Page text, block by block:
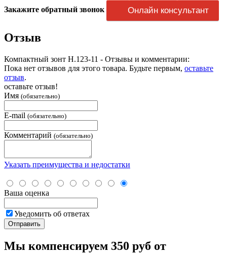
Закажите обратный звонок
Онлайн консультант
Отзыв
Компактный зонт H.123-11 - Отзывы и комментарии:
Пока нет отзывов для этого товара. Будьте первым, оставьте
отзыв.
оставьте отзыв!
Имя (обязательно)
E-mail (обязательно)
Комментарий (обязательно)
Указать преимущества и недостатки
Ваша оценка
Уведомить об ответах
Мы компенсируем 350 руб от